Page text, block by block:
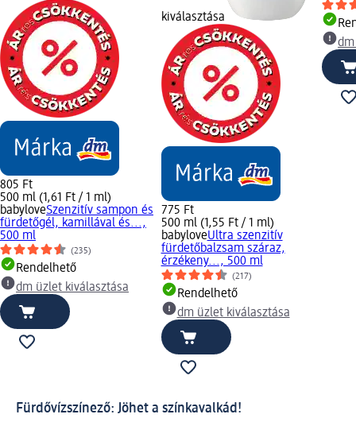
805 Ft
500 ml (1,61 Ft / 1 ml)
babyloveSzenzitív sampon és
fürdetőgél, kamillával és...,
500 ml
(235)
Rendelhető
dm üzlet kiválasztása
kiválasztása
775 Ft
500 ml (1,55 Ft / 1 ml)
babyloveUltra szenzitív
fürdetőbalzsam száraz,
érzékeny..., 500 ml
(217)
Rendelhető
dm üzlet kiválasztása
Fürdővízszínező: Jöhet a színkavalkád!